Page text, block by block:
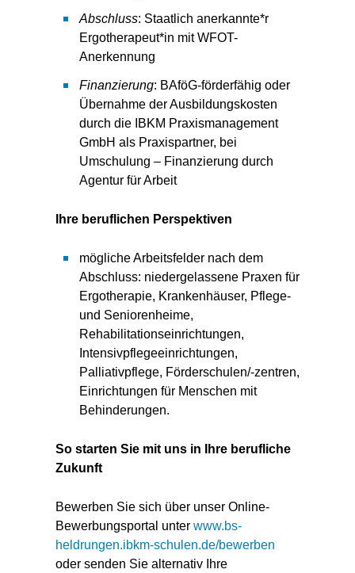
Abschluss: Staatlich anerkannte*r
Ergotherapeut*in mit WFOT-
Anerkennung
Finanzierung: BAföG-förderfähig oder
Übernahme der Ausbildungskosten
durch die IBKM Praxismanagement
GmbH als Praxispartner, bei
Umschulung – Finanzierung durch
Agentur für Arbeit
Ihre beruflichen Perspektiven
mögliche Arbeitsfelder nach dem
Abschluss: niedergelassene Praxen für
Ergotherapie, Krankenhäuser, Pflege-
und Seniorenheime,
Rehabilitationseinrichtungen,
Intensivpflegeeinrichtungen,
Palliativpflege, Förderschulen/-zentren,
Einrichtungen für Menschen mit
Behinderungen.
So starten Sie mit uns in Ihre berufliche
Zukunft
Bewerben Sie sich über unser Online-
Bewerbungsportal unter www.bs-
heldrungen.ibkm-schulen.de/bewerben
oder senden Sie alternativ Ihre